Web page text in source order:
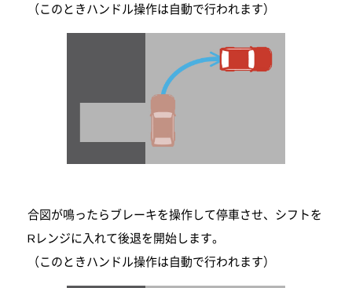
（このときハンドル操作は自動で行われます）
合図が鳴ったらブレーキを操作して停車させ、シフトを
Rレンジに入れて後退を開始します。
（このときハンドル操作は自動で行われます）